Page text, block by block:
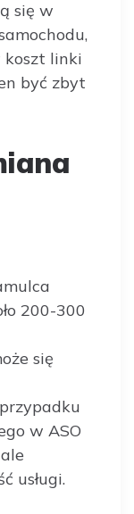
się w
koszt linki
być zbyt
200-300
się
w ASO
usługi.